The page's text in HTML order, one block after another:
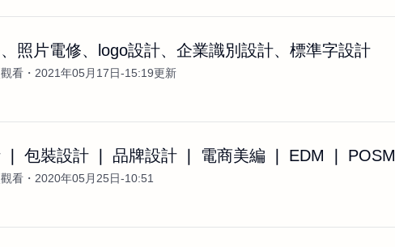
照片電修、logo設計、企業識別設計、標準字設計
看 2021年05月17日-15:19更新
❘ 包裝設計 ❘ 品牌設計 ❘ 電商美編 ❘ EDM ❘ POSM
看 2020年05月25日-10:51